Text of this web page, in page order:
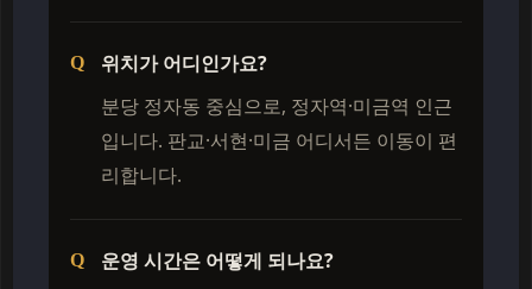
위치가 어디인가요?
분당 정자동 중심으로, 정자역·미금역 인근
입니다. 판교·서현·미금 어디서든 이동이 편
리합니다.
운영 시간은 어떻게 되나요?